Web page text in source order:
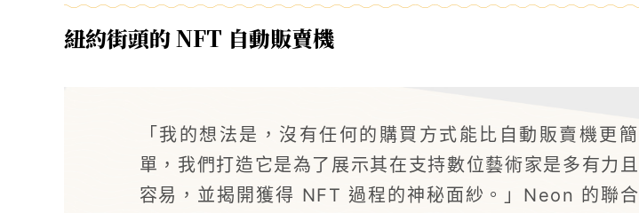
紐約街頭的 NFT 自動販賣機
「我的想法是，沒有任何的購買方式能比自動販賣機更簡
單，我們打造它是為了展示其在支持數位藝術家是多有力且
容易，並揭開獲得 NFT 過程的神秘面紗。」Neon 的聯合